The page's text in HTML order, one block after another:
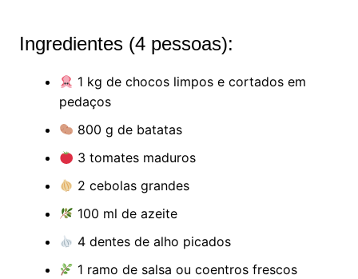
Ingredientes (4 pessoas):
1 kg de chocos limpos e cortados em
pedaços
800 g de batatas
3 tomates maduros
2 cebolas grandes
100 ml de azeite
4 dentes de alho picados
1 ramo de salsa ou coentros frescos